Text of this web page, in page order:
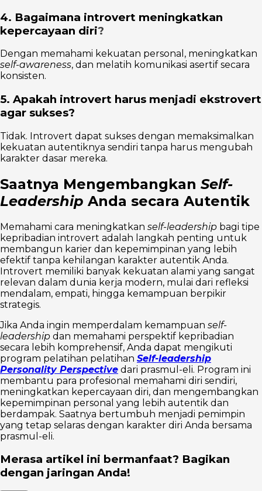
4. Bagaimana introvert meningkatkan
kepercayaan diri?
Dengan memahami kekuatan personal, meningkatkan
self-awareness, dan melatih komunikasi asertif secara
konsisten.
5. Apakah introvert harus menjadi ekstrovert
agar sukses?
Tidak. Introvert dapat sukses dengan memaksimalkan
kekuatan autentiknya sendiri tanpa harus mengubah
karakter dasar mereka.
Saatnya Mengembangkan Self-
Leadership Anda secara Autentik
Memahami cara meningkatkan self-leadership bagi tipe
kepribadian introvert adalah langkah penting untuk
membangun karier dan kepemimpinan yang lebih
efektif tanpa kehilangan karakter autentik Anda.
Introvert memiliki banyak kekuatan alami yang sangat
relevan dalam dunia kerja modern, mulai dari refleksi
mendalam, empati, hingga kemampuan berpikir
strategis.
Jika Anda ingin memperdalam kemampuan self-
leadership dan memahami perspektif kepribadian
secara lebih komprehensif, Anda dapat mengikuti
program pelatihan pelatihan Self-leadership
Personality Perspective dari prasmul-eli. Program ini
membantu para profesional memahami diri sendiri,
meningkatkan kepercayaan diri, dan mengembangkan
kepemimpinan personal yang lebih autentik dan
berdampak. Saatnya bertumbuh menjadi pemimpin
yang tetap selaras dengan karakter diri Anda bersama
prasmul-eli.
Merasa artikel ini bermanfaat? Bagikan
dengan jaringan Anda!